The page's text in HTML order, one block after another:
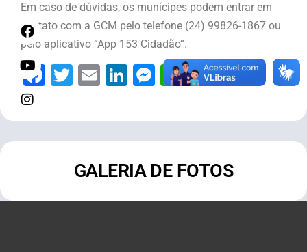
Em caso de dúvidas, os munícipes podem entrar em
contato com a GCM pelo telefone (24) 99826-1867 ou
pelo aplicativo “App 153 Cidadão”.
Facebook
Twitter
EmailLinkedIn
Messenger
WhatsApp
Telegram
Share
GALERIA DE FOTOS